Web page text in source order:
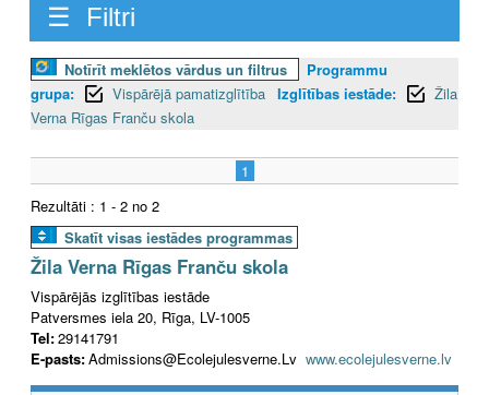
☰ Filtri
Notīrīt meklētos vārdus un filtrus
Programmu
grupa:
Vispārējā pamatizglītība Izglītības iestāde:
Žila
Verna Rīgas Franču skola
1
Rezultāti : 1 - 2 no 2
Skatīt visas iestādes programmas
Žila Verna Rīgas Franču skola
Vispārējās izglītības iestāde
Patversmes iela 20, Rīga, LV-1005
Tel:29141791
E-pasts:Admissions@Ecolejulesverne.Lv www.ecolejulesverne.lv